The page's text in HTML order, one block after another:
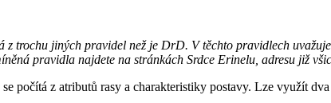
z trochu jiných pravidel než je DrD. V těchto pravidlech
pravidla najdete na stránkách Srdce Erinelu, adresu již
počítá z atributů rasy a charakteristiky postavy. Lze využít